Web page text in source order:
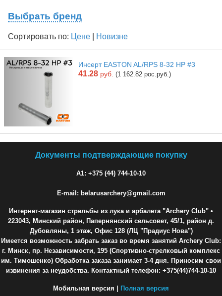
Выбрать бренд
Сортировать по: Цене Новизне
Инсерт EASTON AL/RPS 8-32 HP #3
41.28 руб. (1 162.82 рос.руб.)
Документы подтверждающие покупку
A1: +375 (44) 744-10-10
E-mail: belarusarchery@gmail.com
Интернет-магазин стрельбы из лука и арбалета "Archery Club" •
223043, Минский район, Папернянский сельсовет, 45/1, район д.
Дубовляны, 1 этаж, Офис 128 (ЛЦ "Прадиус Нова")
Имеется возможность забрать заказ во время занятий Archery Club:
г. Минск, пр. Независимости, 195 (Спортивно-стрелковый комплекс
им. Тимошенко) Обработка заказа занимает 3-4 дня. Приносим свои
извинения за неудобства. Контактный телефон: +375(44)744-10-10
Мобильная версия | Полная версия